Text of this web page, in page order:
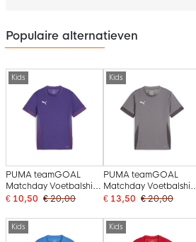
Populaire alternatieven
Kids
PUMA teamGOAL
Matchday Voetbalshirt
Kids Paars Wit
€ 10,50 € 20,00
Kids
PUMA teamGOAL
Matchday Voetbalshirt
Kids Grijs Wit
€ 13,50 € 20,00
Kids Kids